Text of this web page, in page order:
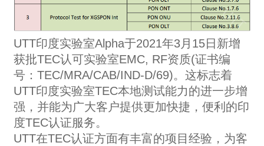
UTT印度实验室Alpha于2021年3月15日新增
获批TEC认可实验室EMC, RF资质(证书编
号：TEC/MRA/CAB/IND-D/69)。这标志着
UTT印度实验室TEC本地测试能力的进一步增
强，并能为广大客户提供更加快捷，便利的印
度TEC认证服务。
UTT在TEC认证方面有丰富的项目经验，为客